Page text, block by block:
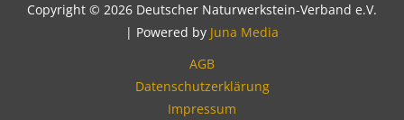
Copyright © 2026 Deutscher Naturwerkstein-Verband e.V.
| Powered by Juna Media
AGB
Datenschutzerklärung
Impressum